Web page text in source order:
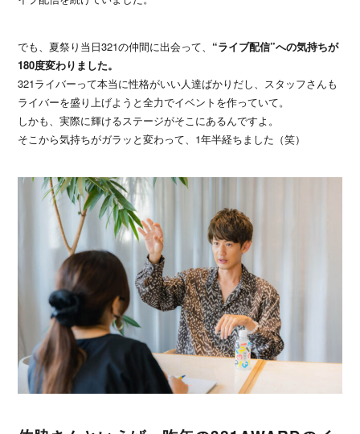
でも、夏祭り当日321の仲間に出会って、 “ライブ配信”への気持ちが
180度変わりました。
321ライバーって本当に性格がいい人達ばかりだし、スタッフさんも
ライバーを盛り上げようと全力でイベントを作っていて。
しかも、実際に輝けるステージがそこにあるんですよ。
そこから気持ちがガラッと変わって、1年半経ちました（笑）